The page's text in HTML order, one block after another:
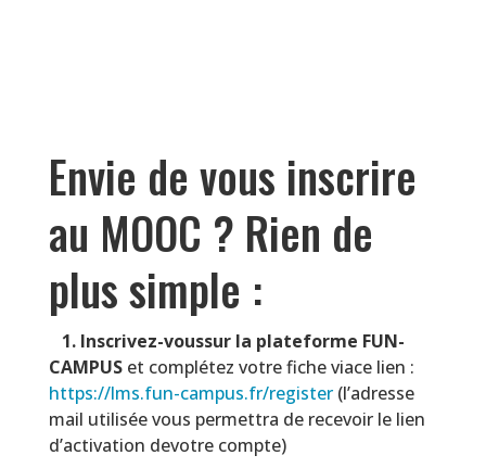
Envie de vous inscrire
au MOOC ? Rien de
plus simple :
1. Inscrivez-voussur la plateforme FUN-
CAMPUSet complétez votre fiche viace lien :
https://lms.fun-campus.fr/register(l’adresse
mail utilisée vous permettra de recevoir le lien
d’activation devotre compte)